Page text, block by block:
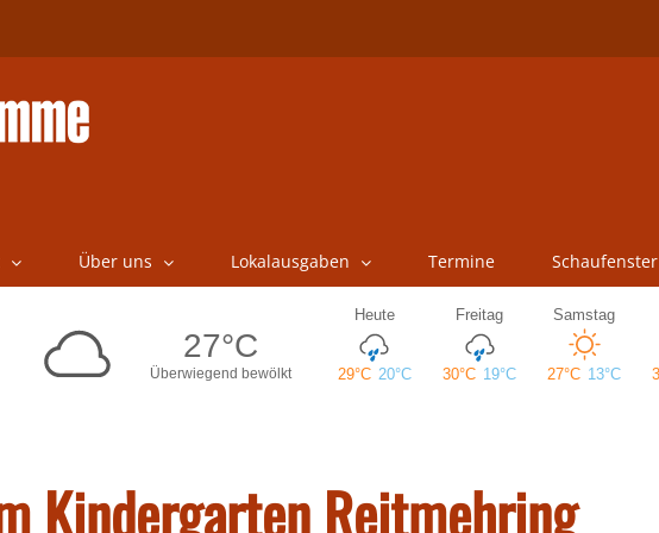
Über uns Lokalausgaben Termine Schaufenster
Kindergarten Reitmehring